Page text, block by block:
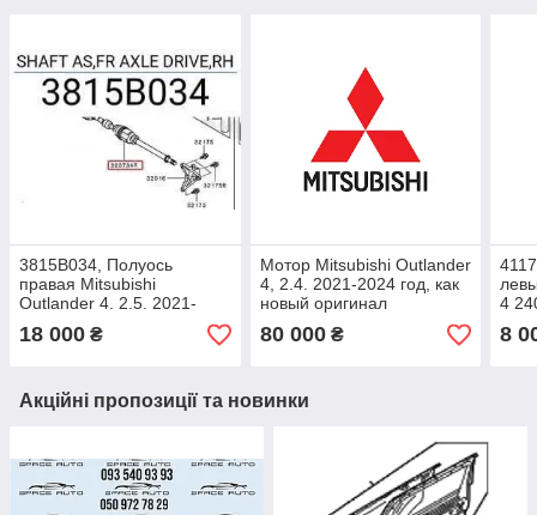
3815B034, Полуось
правая Мitsubishi
Оutlander 4. 2.5. 2021-
2025 год, б/у оригинал
18 000 ₴
Мотор Мitsubishi Оutlander
4, 2.4. 2021-2024 год, как
новый оригинал
,10105W150P
80 000₴
4
8
Акційні пропозиції та новинки